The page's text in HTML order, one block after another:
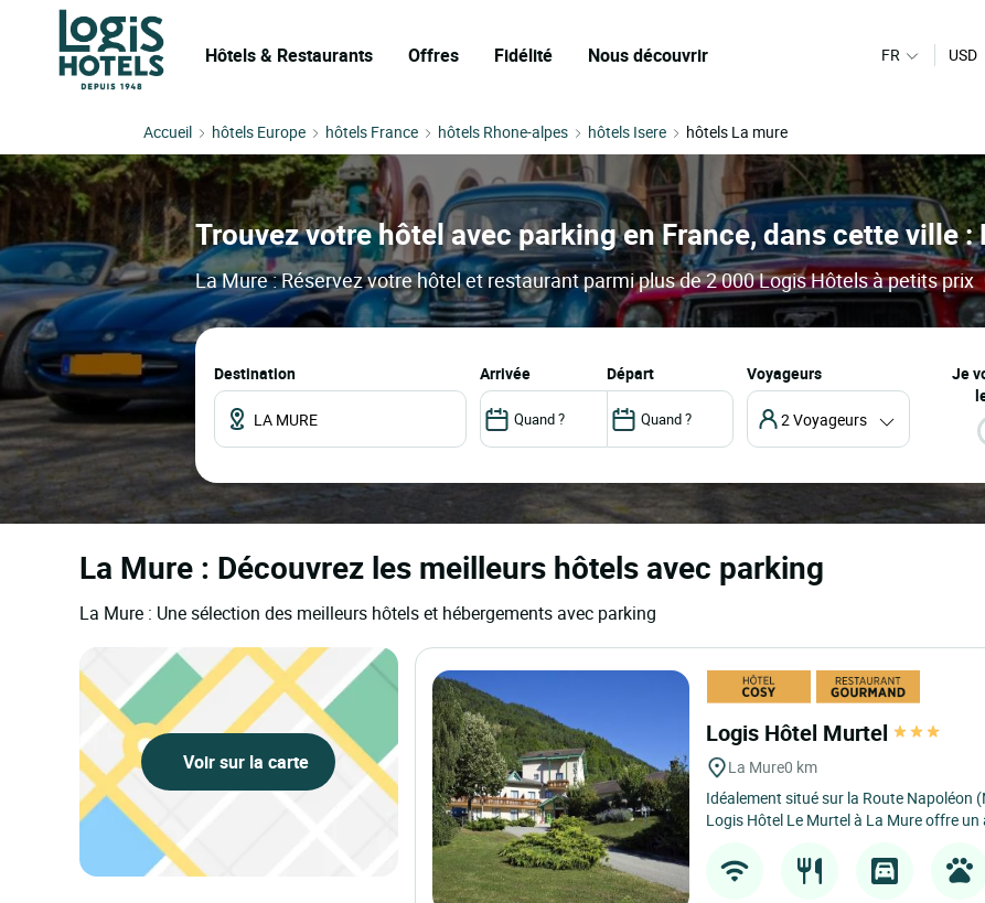
Hôtels & Restaurants Offres Fidélité Nous découvrir FR USD
Accueil hôtels Europe hôtels France hôtels Rhone-alpes hôtels Isere hôtels La mure
Trouvez votre hôtel avec parking en France, dans cette ville :
La Mure : Réservez votre hôtel et restaurant parmi plus de 2 000 Logis Hôtels à petits prix
Destination arrivée départ Voyageurs
2 Voyageurs
Je
La Mure : Découvrez les meilleurs hôtels avec parking
La Mure : Une sélection des meilleurs hôtels et hébergements avec parking
Voir sur la carte
Logis Hôtel Murtel
La Mure0 km
Idéalement situé sur la Route Napoléon
Logis Hôtel Le Murtel à La Mure offre un